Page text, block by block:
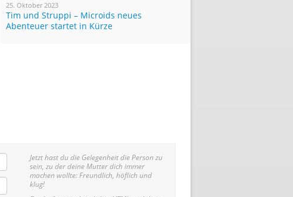
25. Oktober 2023
Tim und Struppi – Microids neues
Abenteuer startet in Kürze
Jetzt hast du die Gelegenheit die Person zu
sein, zu der deine Mutter dich immer
machen wollte: Freundlich, höflich und
klug!